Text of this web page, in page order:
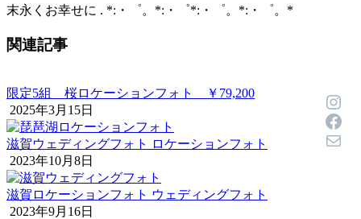
末永くお幸せに . *:・゜。*:・゜*:・゜。*:・゜。*ㅤ
関連記事
限定5組 桜ロケーションフォト ￥79,200
2025年3月15日
滋賀ウェディングフォト ロケーションフォト
2023年10月8日
滋賀ロケーションフォト ウェディングフォト
2023年9月16日
メール